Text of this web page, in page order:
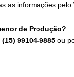
as informações
de Produção?
99104-9885 ou